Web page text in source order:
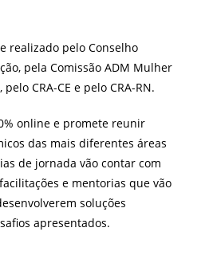
realizado pelo Conselho
pela Comissão ADM Mulher
CRA-CE e pelo CRA-RN.
online e promete reunir
das mais diferentes áreas
de jornada vão contar com
e mentorias que vão
soluções
apresentados.